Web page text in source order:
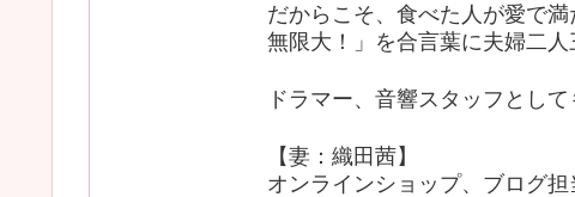
だからこそ、食べた人が愛で
無限大！」を合言葉に夫婦二人
ドラマー、音響スタッフとし
【妻：織田茜】
オンラインショップ、ブログ担